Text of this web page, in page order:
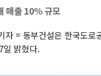
매출 10% 규모
자 = 동부건설은 한국도
일 밝혔다.